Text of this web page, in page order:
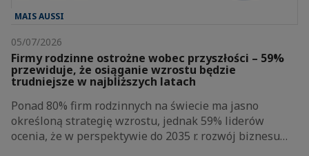
MAIS AUSSI
05/07/2026
Firmy rodzinne ostrożne wobec przyszłości – 59%
przewiduje, że osiąganie wzrostu będzie
trudniejsze w najbliższych latach
Ponad 80% firm rodzinnych na świecie ma jasno
określoną strategię wzrostu, jednak 59% liderów
ocenia, że w perspektywie do 2035 r. rozwój biznesu…